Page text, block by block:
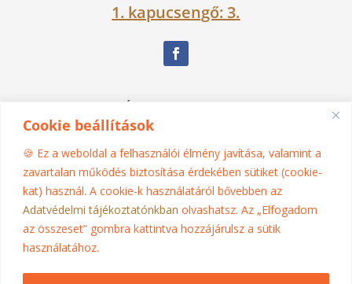
Cookie beállítások
🍪 Ez a weboldal a felhasználói élmény javítása, valamint a
zavartalan működés biztosítása érdekében sütiket (cookie-
kat) használ. A cookie-k használatáról bővebben az
Adatvédelmi tájékoztatónkban olvashatsz. Az „Elfogadom
az összeset” gombra kattintva hozzájárulsz a sütik
használatához.
1. kapucsengő: 3.
Nagy Ágnes Eszter Dévakí
06 30 525 1383
madhura@jogasziget.hu